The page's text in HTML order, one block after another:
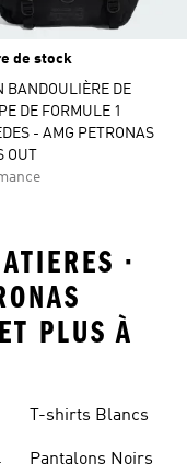
de stock
BANDOULIÈRE DE
DE FORMULE 1
- AMG PETRONAS
OUT
·
PLUS À
T-shirts Blancs
Pantalons Noirs